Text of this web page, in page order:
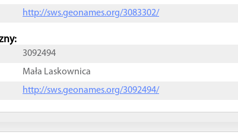
http://sws.geonames.org/3083302/
3092494
Mała Laskownica
http://sws.geonames.org/3092494/